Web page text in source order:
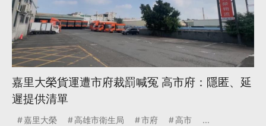
嘉里大榮貨運遭市府裁罰喊冤 高市府：隱匿、延
遲提供清單
嘉里大榮 高雄市衛生局 市府 高市 ...